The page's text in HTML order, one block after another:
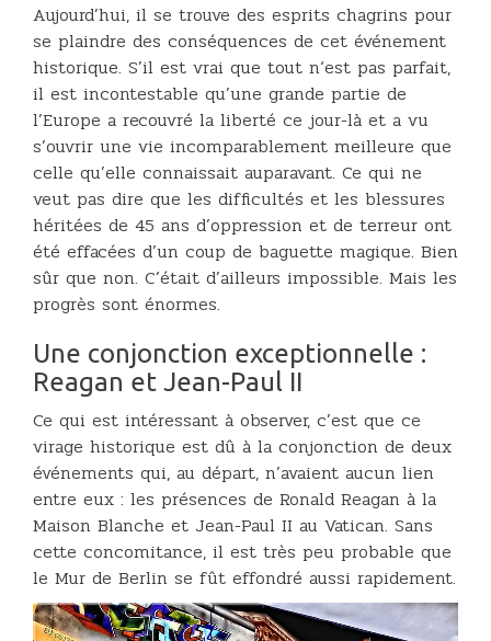
Aujourd’hui, il se trouve des esprits chagrins pour
se plaindre des conséquences de cet événement
historique. S’il est vrai que tout n‘est pas parfait,
il est incontestable qu’une grande partie de
l’Europe a recouvré la liberté ce jour-là et a vu
s’ouvrir une vie incomparablement meilleure que
celle qu’elle connaissait auparavant. Ce qui ne
veut pas dire que les difficultés et les blessures
héritées de 45 ans d’oppression et de terreur ont
été effacées d’un coup de baguette magique. Bien
sûr que non. C’était d’ailleurs impossible. Mais les
progrès sont énormes.
Une conjonction exceptionnelle :
Reagan et Jean-Paul II
Ce qui est intéressant à observer, c’est que ce
virage historique est dû à la conjonction de deux
événements qui, au départ, n’avaient aucun lien
entre eux : les présences de Ronald Reagan à la
Maison Blanche et Jean-Paul II au Vatican. Sans
cette concomitance, il est très peu probable que
le Mur de Berlin se fût effondré aussi rapidement.